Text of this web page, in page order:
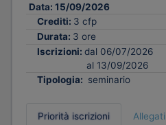
Data: 15/09/2026
Crediti: 3 cfp
Durata: 3 ore
Iscrizioni: dal 06/07/2026
al 13/09/2026
Tipologia: seminario
Priorità iscrizioni Allegati